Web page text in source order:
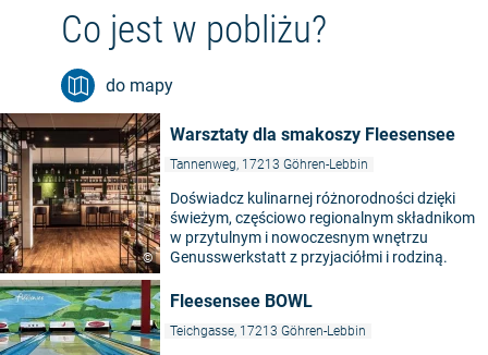
Co jest w pobliżu?
do mapy
©
Warsztaty dla smakoszy Fleesensee
Tannenweg, 17213 Göhren-Lebbin
Doświadcz kulinarnej różnorodności dzięki
świeżym, częściowo regionalnym składnikom
w przytulnym i nowoczesnym wnętrzu
Genusswerkstatt z przyjaciółmi i rodziną.
Fleesensee BOWL
Teichgasse, 17213 Göhren-Lebbin